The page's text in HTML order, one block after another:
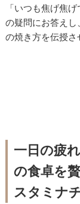
「いつも焦げ焦
の疑問にお答え
の焼き方を伝授さ
一日の疲
の食卓を
スタミナ